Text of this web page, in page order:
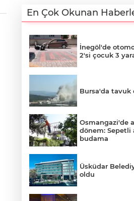
En Çok Okunan
İnegöl'de
2'si çocuk 3
Bursa'da tavuk
Osmangazi'de
dönem: Sepetli
budama
Üsküdar
oldu